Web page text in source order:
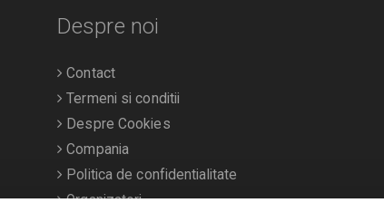
Despre noi
Contact
Termeni si conditii
Despre Cookies
Compania
Politica de confidentialitate
Organizatori